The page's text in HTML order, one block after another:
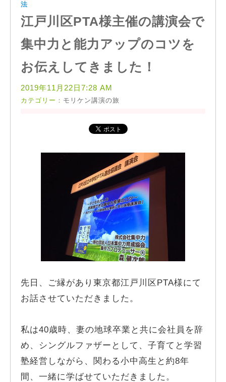
法
江戸川区PTA様主催の講演会で
集中力と能力アップのコツを
お伝えしてきました！
2019年11月22日7:28 AM
カテゴリー： モリケン講演の旅
先日、ご縁があり東京都江戸川区PTA様にて
お話させていただきました。
私は40歳時、妻の地球卒業と共に会社員を辞
め、シングルファザーとして、子育てと学習
塾経営しながら、関わる小中高生と約8年
間、一緒に学ばせていただきました。